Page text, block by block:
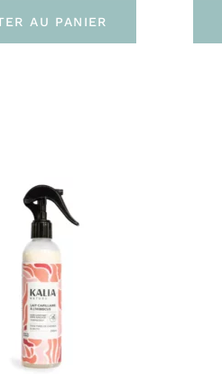
AU PANIER